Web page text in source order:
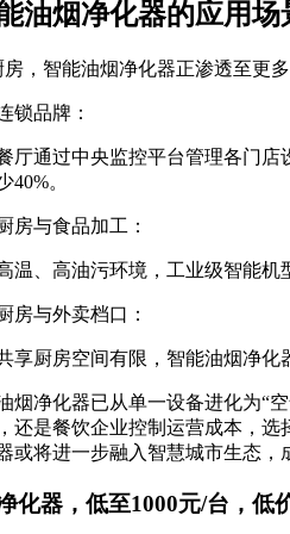
油烟净化器的应用场
房，智能油烟净化器正渗透至更
锁品牌：
厅通过中央监控平台管理各门
40%。
房与食品加工：
温、高油污环境，工业级智能
房与外卖档口：
享厨房空间有限，智能油烟净
烟净化器已从单一设备进化为“
还是餐饮企业控制运营成本，
或将进一步融入智慧城市生态，
化器，低至1000元/台，低